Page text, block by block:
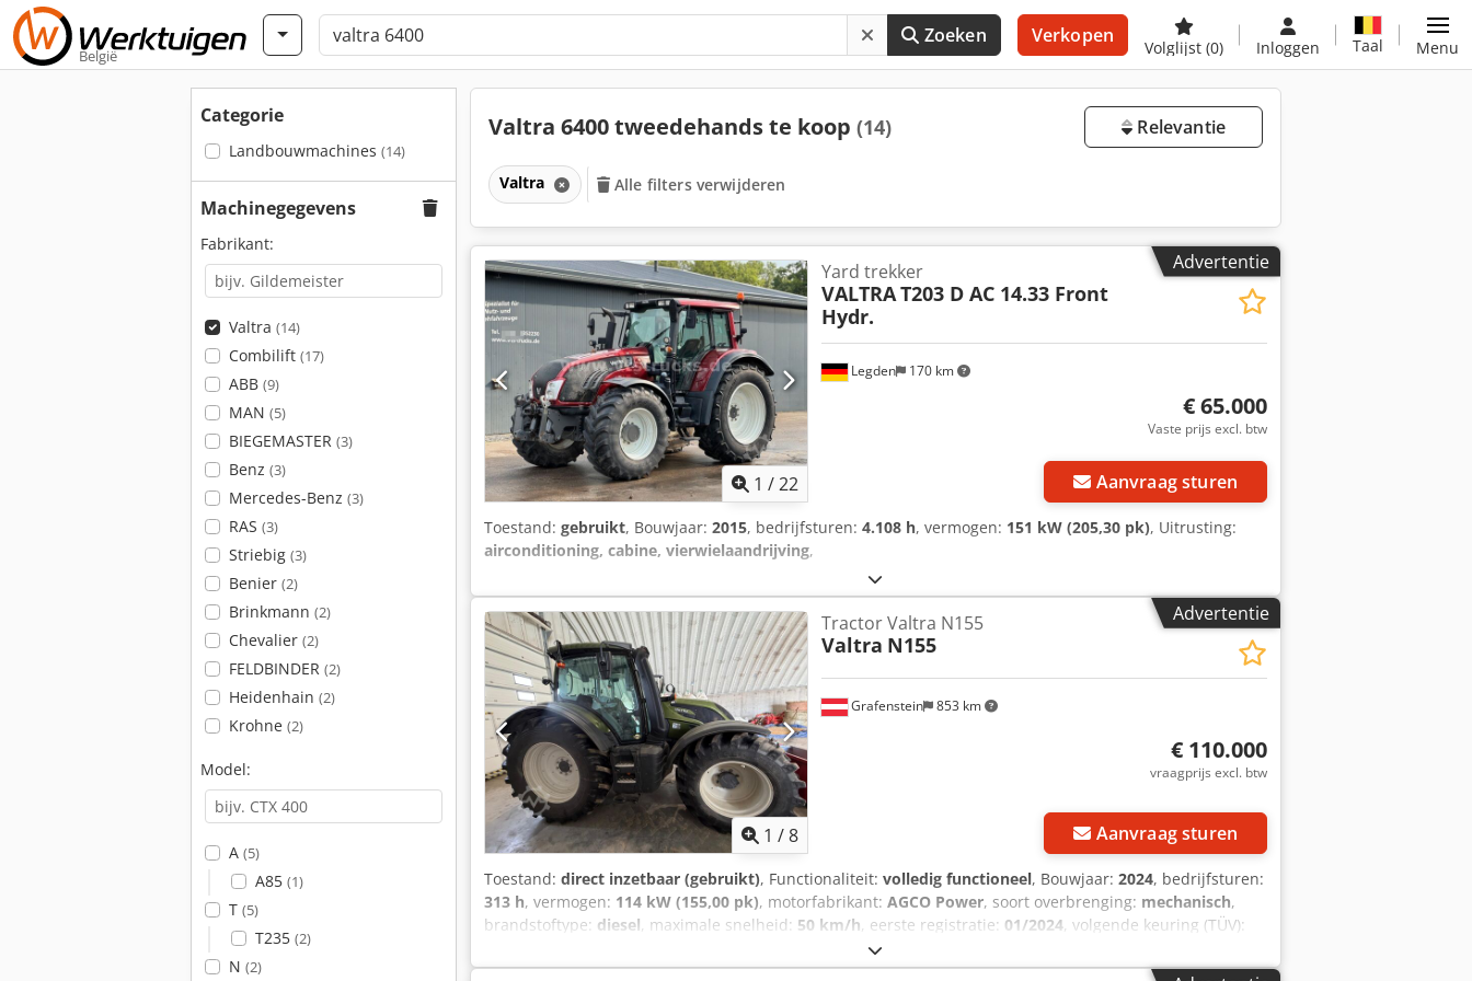
België
Zoeken Verkopen
Volglijst (0) Inloggen Taal Menu
Categorie
Landbouwmachines (14)
Machinegegevens
Fabrikant:
Valtra (14)
Combilift (17)
ABB (9)
MAN (5)
BIEGEMASTER (3)
Benz (3)
Mercedes-Benz (3)
RAS (3)
Striebig (3)
Benier (2)
Brinkmann (2)
Chevalier (2)
FELDBINDER (2)
Heidenhain (2)
Krohne (2)
Model:
A (5)
A85 (1)
T (5)
T235 (2)
N (2)
Valtra 6400 tweedehands te koop (14) Relevantie
Valtra Alle filters verwijderen
Advertentie
1 /22
Legden 170 km
Yard trekker
VALTRAT203 D AC 14.33 Front
Hydr.
€ 65.000
Vaste prijs excl. btw
Aanvraag sturen
Toestand: gebruikt, Bouwjaar: 2015, bedrijfsturen: 4.108 h, vermogen: 151 kW (205,30 pk), Uitrusting:
airconditioning, cabine, vierwielaandrijving,
Advertentie
1 /8
Grafenstein 853 km
Tractor Valtra N155
Valtra N155
€ 110.000
vraagprijs excl. btw
Aanvraag sturen
Toestand: direct inzetbaar (gebruikt), Functionaliteit: volledig functioneel, Bouwjaar: 2024, bedrijfsturen:
313 h, vermogen: 114 kW (155,00 pk), motorfabrikant: AGCO Power, soort overbrenging: mechanisch,
brandstoftype: diesel, maximale snelheid: 50 km/h, eerste registratie: 01/2024, volgende keuring (TÜV):
, voorbandmaat:
Uitrusting:aanhangwagenkoppeling, airconditioning, cabine, extra koplampen, hydraulica, verlichting,